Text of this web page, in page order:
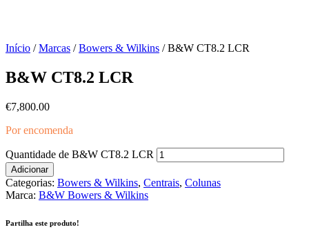
Início /Marcas /Bowers & Wilkins / B&W CT8.2 LCR
B&W CT8.2 LCR
€7,800.00
Por encomenda
Quantidade de B&W CT8.2 LCR
Adicionar
Categorias: Bowers & Wilkins, Centrais, Colunas
Marca: B&W Bowers & Wilkins
Partilha este produto!